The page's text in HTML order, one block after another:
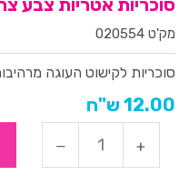
מק'ט 020554
סוכריות לקישוט העוגה
12.00 ש"ח